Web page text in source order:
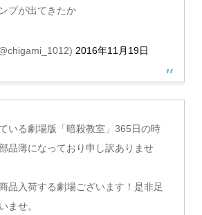
プが出てきたか
2016年11月19日
いる劇場版「暗殺教室」365日の時
品薄になっており申し訳ありませ
品入荷する劇場ございます！是非足
ませ。